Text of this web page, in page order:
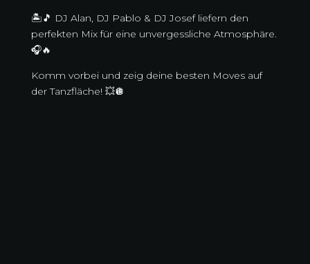
🏝️🎵 DJ Alan, DJ Pablo & DJ Josef liefern den
perfekten Mix für eine unvergessliche Atmosphäre.
🎧🔥
Komm vorbei und zeig deine besten Moves auf
der Tanzfläche! 💥🪩